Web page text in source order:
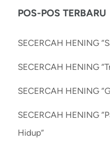
POS-POS TERBARU
SECERCAH HENING
SECERCAH HENING
SECERCAH HENING
SECERCAH HENING
Hidup”